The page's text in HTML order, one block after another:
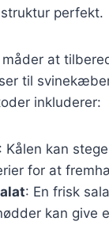
perfekt.
måder at
til
inkluderer:
: Kålen kan
for at
: En frisk
kan give